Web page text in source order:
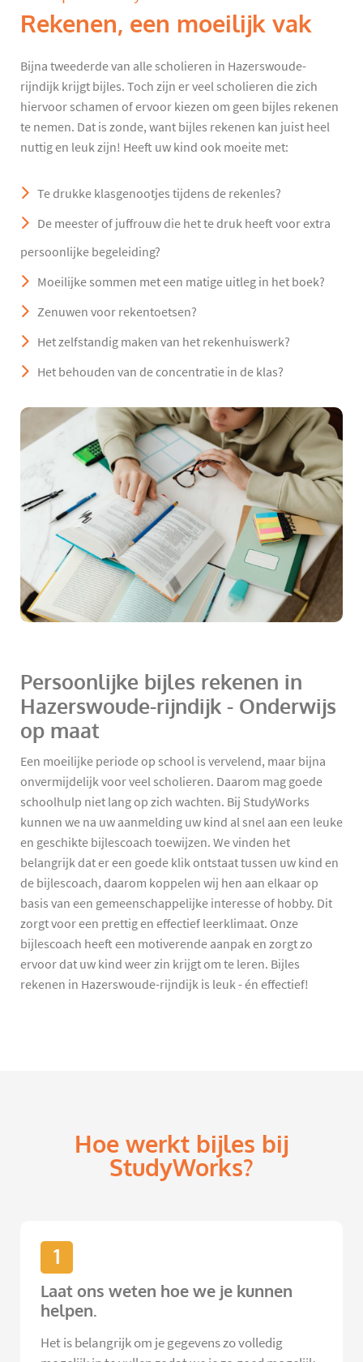
Rekenen, een moeilijk vak
Bijna tweederde van alle scholieren in Hazerswoude-
rijndijk krijgt bijles. Toch zijn er veel scholieren die zich
hiervoor schamen of ervoor kiezen om geen bijles rekenen
te nemen. Dat is zonde, want bijles rekenen kan juist heel
nuttig en leuk zijn! Heeft uw kind ook moeite met:
Te drukke klasgenootjes tijdens de rekenles?
De meester of juffrouw die het te druk heeft voor extra
persoonlijke begeleiding?
Moeilijke sommen met een matige uitleg in het boek?
Zenuwen voor rekentoetsen?
Het zelfstandig maken van het rekenhuiswerk?
Het behouden van de concentratie in de klas?
Persoonlijke bijles rekenen in
Hazerswoude-rijndijk - Onderwijs
op maat
Een moeilijke periode op school is vervelend, maar bijna
onvermijdelijk voor veel scholieren. Daarom mag goede
schoolhulp niet lang op zich wachten. Bij StudyWorks
kunnen we na uw aanmelding uw kind al snel aan een leuke
en geschikte bijlescoach toewijzen. We vinden het
belangrijk dat er een goede klik ontstaat tussen uw kind en
de bijlescoach, daarom koppelen wij hen aan elkaar op
basis van een gemeenschappelijke interesse of hobby. Dit
zorgt voor een prettig en effectief leerklimaat. Onze
bijlescoach heeft een motiverende aanpak en zorgt zo
ervoor dat uw kind weer zin krijgt om te leren. Bijles
rekenen in Hazerswoude-rijndijk is leuk - én effectief!
Hoe werkt bijles bij
StudyWorks?
1
Laat ons weten hoe we je kunnen
helpen.
Het is belangrijk om je gegevens zo volledig